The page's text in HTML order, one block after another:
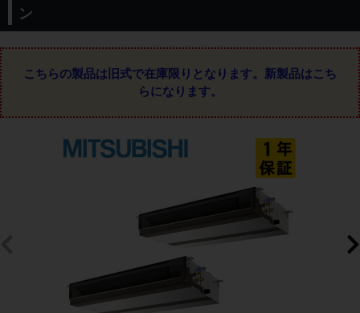
ン
こちらの製品は旧式で在庫限りとなります。 新製品はこち
らになります。